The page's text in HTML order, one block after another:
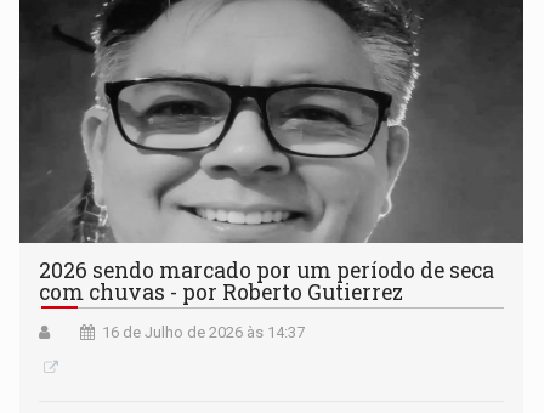
2026 sendo marcado por um período de seca
com chuvas - por Roberto Gutierrez
16 de Julho de 2026 às 14:37